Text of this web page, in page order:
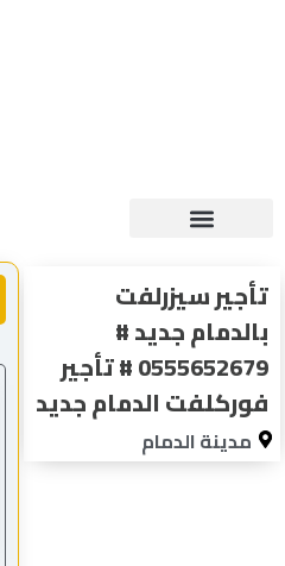
سيزرلفت
جديد #
0555652679 # تأجير
الدمام جديد
مدينة الدمام